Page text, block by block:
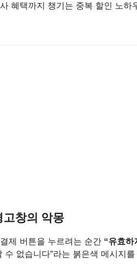
혜택까지 챙기는 중복 할인 노하
고창의 악몽
제 버튼을 누르려는 순간 “유효하
수 없습니다”라는 붉은색 메시지